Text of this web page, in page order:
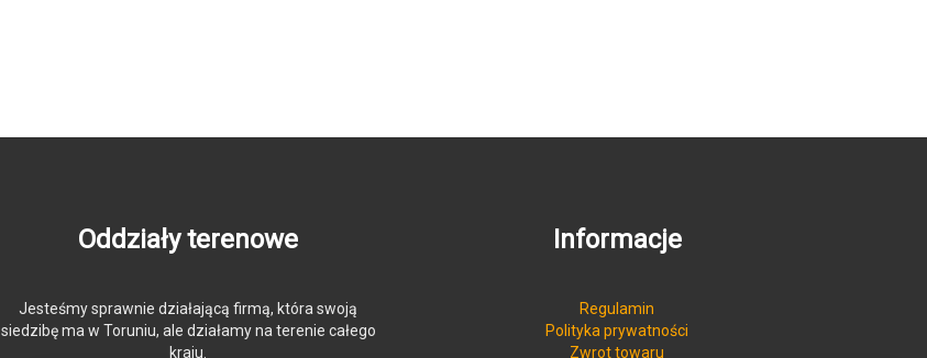
Oddziały terenowe
Jesteśmy sprawnie działającą firmą, która swoją
siedzibę ma w Toruniu, ale działamy na terenie całego
kraju.
Informacje
Regulamin
Polityka prywatności
Zwrot towaru